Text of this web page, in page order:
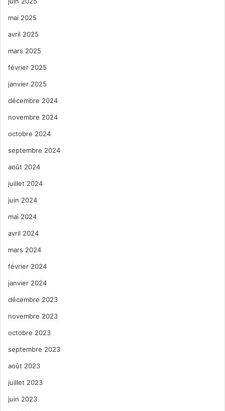
mai 2025
avril 2025
mars 2025
février 2025
janvier 2025
décembre 2024
novembre 2024
octobre 2024
septembre 2024
août 2024
juillet 2024
juin 2024
mai 2024
avril 2024
mars 2024
février 2024
janvier 2024
décembre 2023
novembre 2023
octobre 2023
septembre 2023
août 2023
juillet 2023
juin 2023